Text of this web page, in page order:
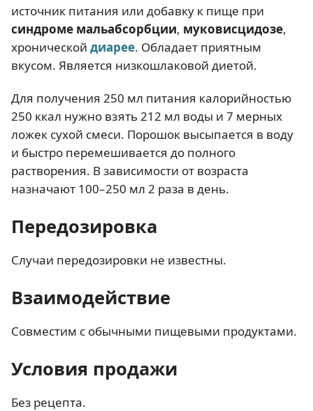
источник питания или добавку к пище при
синдроме мальабсорбции, муковисцидозе,
хронической диарее. Обладает приятным
вкусом. Является низкошлаковой диетой.
Для получения 250 мл питания калорийностью
250 ккал нужно взять 212 мл воды и 7 мерных
ложек сухой смеси. Порошок высыпается в воду
и быстро перемешивается до полного
растворения. В зависимости от возраста
назначают 100–250 мл 2 раза в день.
Передозировка
Случаи передозировки не известны.
Взаимодействие
Совместим с обычными пищевыми продуктами.
Условия продажи
Без рецепта.